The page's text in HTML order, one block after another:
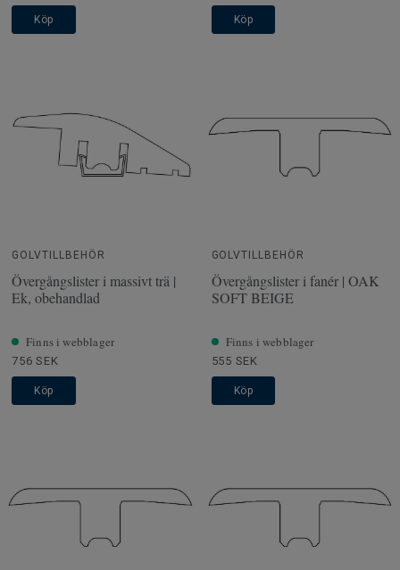
Köp Köp
GOLVTILLBEHÖR
Övergångslister i massivt trä |
Ek, obehandlad
Finns i webblager
756 SEK
Köp
GOLVTILLBEHÖR
Övergångslister i fanér | OAK
SOFT BEIGE
Finns i webblager
555 SEK
Köp